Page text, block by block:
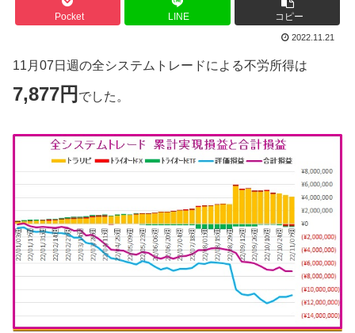
Pocket LINE コピー
2022.11.21
11月07日週の全システムトレードによる不労所得は
7,877円 でした。